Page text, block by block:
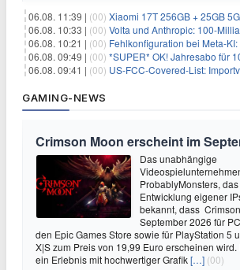
06.08. 11:39 | (00) Xiaomi 17T 256GB + 25GB 5G + Alles-Flat im
06.08. 10:33 | (00) Volta und Anthropic: 100-Milliarden-US-
06.08. 10:21 | (00) Fehlkonfiguration bei Meta-KI:
06.08. 09:49 | (00) *SUPER* OK! Jahresabo für
06.08. 09:41 | (00) US-FCC-Covered-List: Importverbot für
GAMING-NEWS
Crimson Moon erscheint im
Das unabhängige
ProbablyMonsters,
Entwicklung eigener
bekannt, dass
September 2026 für
den Epic Games Store sowie für PlayStation 5
X|S zum Preis von 19,99 Euro erscheinen
ein Erlebnis mit hochwertiger Grafik[…] (00)